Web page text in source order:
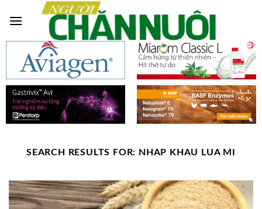
SEARCH RESULTS FOR: NHAP KHAU LUA MI